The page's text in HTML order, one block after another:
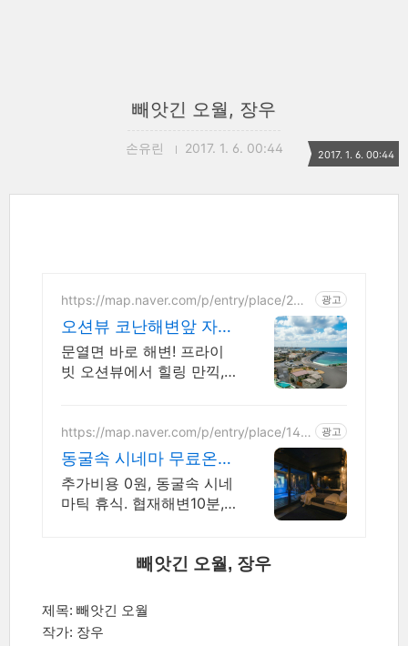
빼앗긴 오월, 장우
손유린 2017. 1. 6. 00:44 2017. 1. 6. 00:44
https://map.naver.com/p/entry/place/208
광고
오션뷰 코난해변앞 자쿠
지돌집 2인~10인 대가
족/단체예약
문열면 바로 해변! 프라이
빗 오션뷰에서 힐링 만끽,
문난 힐링스테이, 바배큐불
멍, 스파족욕, 제주바다보러
오세요
https://map.naver.com/p/entry/place/143
광고
동굴속 시네마 무료온수
수영장 독특하고 아늑한
나만의아지트
추가비용 0원, 동굴속 시네
마틱 휴식. 협재해변10분,
사이드 시네마의 낭만. 잊
의 완성
빼앗긴 오월, 장우
제목: 빼앗긴 오월
작가: 장우